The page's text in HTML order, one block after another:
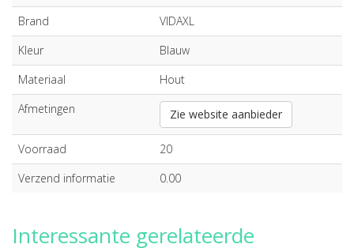
Brand
VIDAXL
Kleur
Blauw
Materiaal
Hout
Afmetingen
Zie website aanbieder
Voorraad
20
Verzend informatie
0.00
Interessante gerelateerde